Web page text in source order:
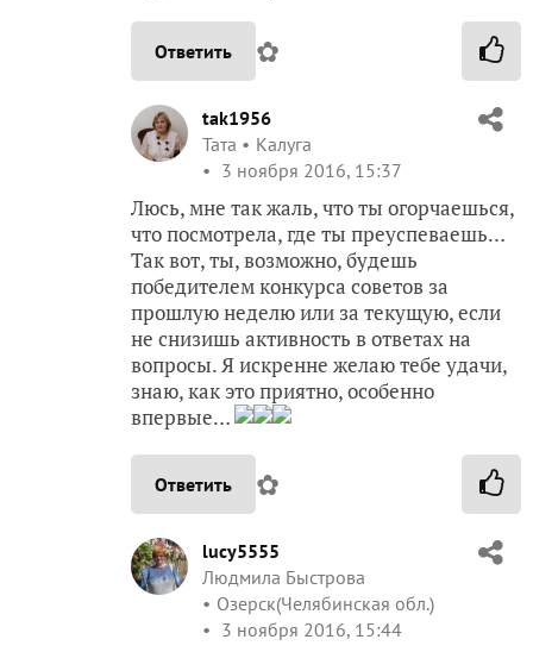
Ответить ✿
tak1956
Taта
Калуга
3 ноября 2016, 15:37
Люсь, мне так жаль, что ты огорчаешься,
что посмотрела, где ты преуспеваешь…
Так вот, ты, возможно, будешь
победителем конкурса советов за
прошлую неделю или за текущую, если
не снизишь активность в ответах на
вопросы. Я искренне желаю тебе удачи,
знаю, как это приятно, особенно
впервые…
Ответить ✿
lucy5555
Людмила Быстрова
Озерск(Челябинская обл.)
3 ноября 2016, 15:44